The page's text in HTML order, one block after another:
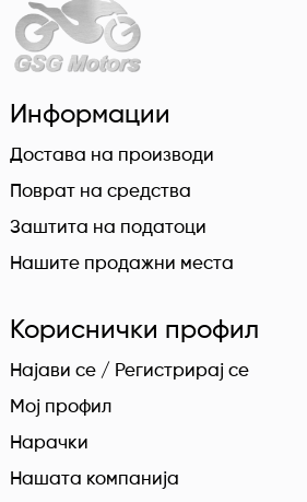
Информации
Достава на производи
Поврат на средства
Заштита на податоци
Нашите продажни места
Кориснички профил
Најави се / Регистрирај се
Мој профил
Нарачки
Нашата компанија